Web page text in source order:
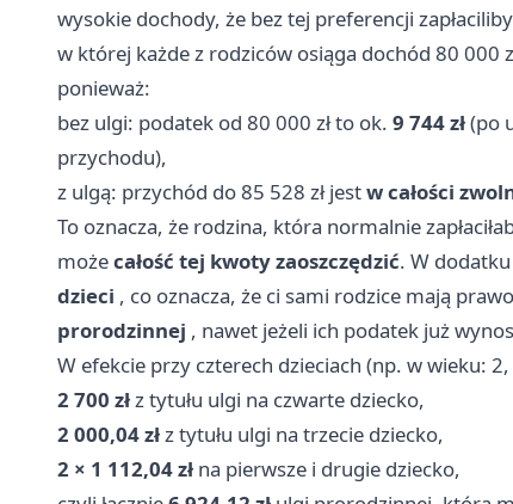
wysokie dochody, że bez tej preferencji
w której każde z rodziców osiąga dochód 80 000
ponieważ:
bez ulgi: podatek od 80 000 zł to ok. 9 744 zł(po
przychodu),
z ulgą: przychód do 85 528 zł jestw całości
To oznacza, że rodzina, która normalnie
możecałość tej kwoty zaoszczędzić. W dodatku
dzieci , co oznacza, że ci sami rodzice mają
prorodzinnej , nawet jeżeli ich podatek już
W efekcie przy czterech dzieciach (np. w wieku:
2 700 zł z tytułu ulgi na czwarte dziecko,
2 000,04 zł z tytułu ulgi na trzecie dziecko,
2 × 1 112,04 zł na pierwsze i drugie dziecko,